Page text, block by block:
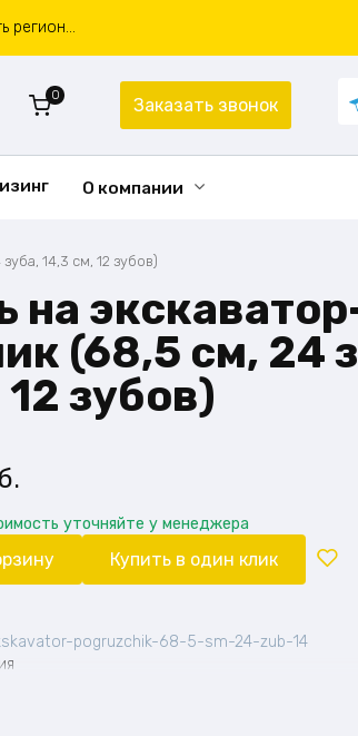
регион...
0 Заказать звонок
О компании
14,3 см, 12 зубов)
на
(68,5 см, 24
зубов)
уточняйте у менеджера
Купить в один клик
pogruzchik-68-5-sm-24-zub-14